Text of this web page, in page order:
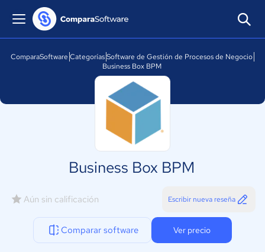
ComparaSoftware CategoríasSoftware de Gestión de Procesos de Negocio
Business Box BPM
Business Box BPM
Aún sin calificación Escribir nueva reseña
Comparar software Ver precio